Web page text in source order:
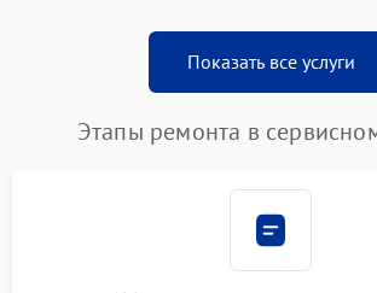
Показать все услуги
Этапы ремонта в